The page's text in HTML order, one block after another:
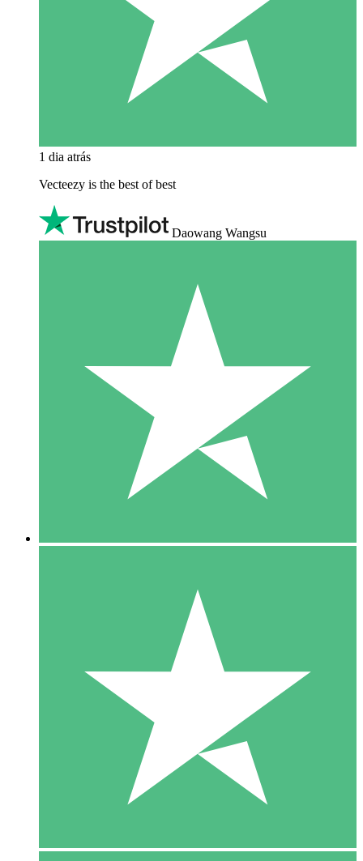
1 dia atrás
Vecteezy is the best of best
Daowang Wangsu